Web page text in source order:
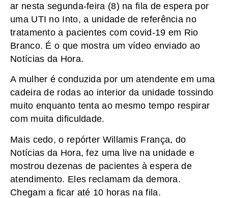
ar nesta segunda-feira (8) na fila de espera por
uma UTI no Into, a unidade de referência no
tratamento a pacientes com covid-19 em Rio
Branco. É o que mostra um vídeo enviado ao
Notícias da Hora.
A mulher é conduzida por um atendente em uma
cadeira de rodas ao interior da unidade tossindo
muito enquanto tenta ao mesmo tempo respirar
com muita dificuldade.
Mais cedo, o repórter Willamis França, do
Notícias da Hora, fez uma live na unidade e
mostrou dezenas de pacientes à espera de
atendimento. Eles reclamam da demora.
Chegam a ficar até 10 horas na fila.